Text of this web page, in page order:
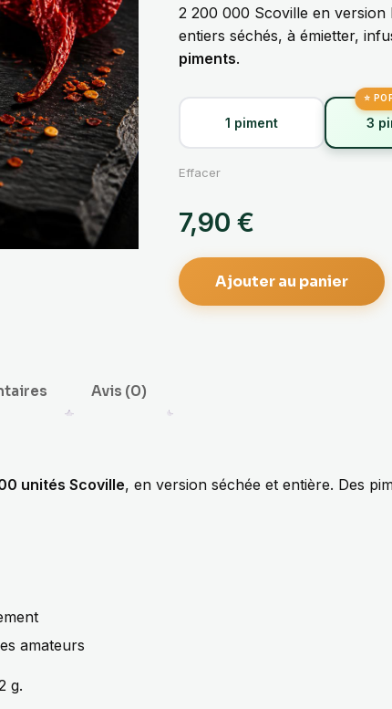
2 200 000 Scoville en version
entiers séchés, à émietter,
piments.
1 piment 3
Effacer
7,90 €
Ajouter au panier
Avis (0)
unités Scoville, en version séchée et entière. Des
amateurs
g.